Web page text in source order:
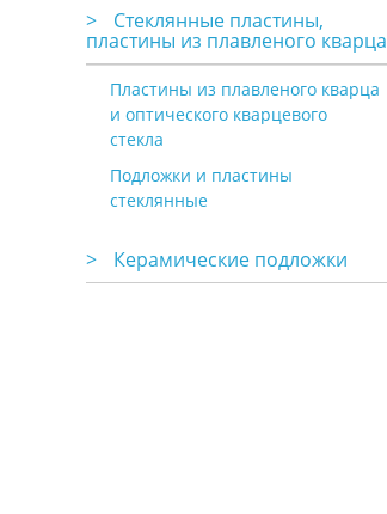
>
Стеклянные пластины,
пластины из плавленого кварца
Пластины из плавленого кварца
и оптического кварцевого
стекла
Подложки и пластины
стеклянные
> Керамические подложки